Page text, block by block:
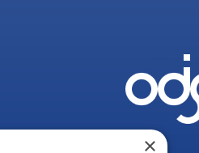
×